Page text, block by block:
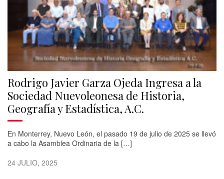
Rodrigo Javier Garza Ojeda Ingresa a la
Sociedad Nuevoleonesa de Historia,
Geografía y Estadística, A.C.
En Monterrey, Nuevo León, el pasado 19 de julio de 2025 se llevó
a cabo la Asamblea Ordinaria de la […]
24 JULIO, 2025